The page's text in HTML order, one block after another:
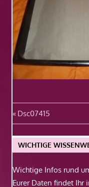
Vorheriger
Beitrag:
Dsc07415
WICHTIGE
Wichtige Infos rund
Eurer Daten findet Ihr